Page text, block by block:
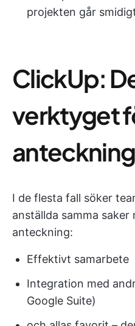
projekten går
ClickUp:
verktyget
I de flesta fall söker
anställda samma
anteckning:
Effektivt samarbete
Integration med
Google Suite)